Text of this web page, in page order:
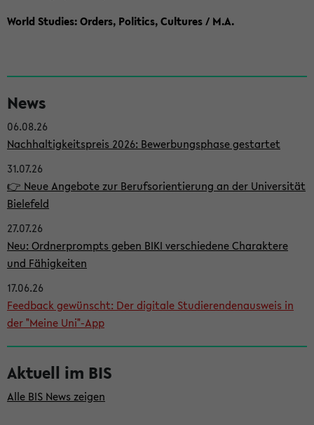
World Studies: Orders, Politics, Cultures / M.A.
e
i
t
e
n
l
e
i
s
t
e
News
06.08.26
Nachhaltigkeitspreis 2026: Bewerbungsphase gestartet
31.07.26
👉 Neue Angebote zur Berufsorientierung an der Universität
Bielefeld
27.07.26
Neu: Ordnerprompts geben BIKI verschiedene Charaktere
und Fähigkeiten
17.06.26
Feedback gewünscht: Der digitale Studierendenausweis in
der "Meine Uni"-App
Aktuell im BIS
Alle BIS News zeigen